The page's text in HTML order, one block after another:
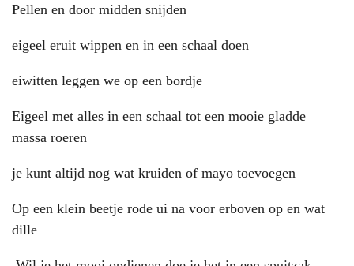
Pellen en door midden snijden
eigeel eruit wippen en in een schaal doen
eiwitten leggen we op een bordje
Eigeel met alles in een schaal tot een mooie gladde
massa roeren
je kunt altijd nog wat kruiden of mayo toevoegen
Op een klein beetje rode ui na voor erboven op en wat
dille